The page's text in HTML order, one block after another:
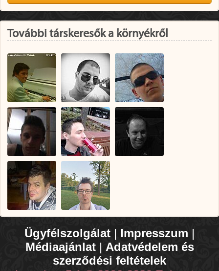
További társkeresők a környékről
Ügyfélszolgálat | Impresszum |
Médiaajánlat| Adatvédelem és
szerződési feltételek